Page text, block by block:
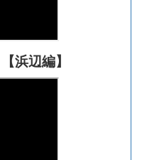
浜辺編】